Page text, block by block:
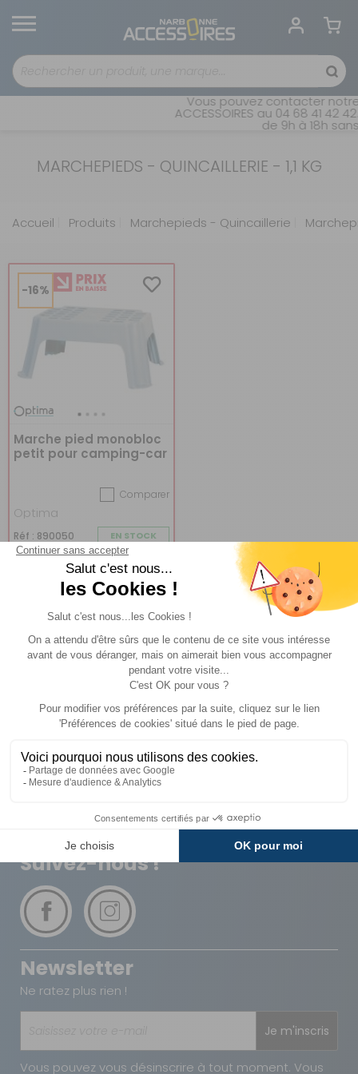
Vous pouvez contacter notre
ACCESSOIRES au 04 68 41 42
de 9h à 18h
MARCHEPIEDS - QUINCAILLERIE - 1,1 KG
Accueil Produits Marchepieds - Quincaillerie
-16%
Marche pied monobloc
petit pour camping-car
Comparer
Optima
Réf : 890050 EN STOCK
(6)
13,10 €
Livraison Paiements
Avantages
Suivez-nous !
Newsletter
Ne ratez plus rien !
Je m'inscris
Vous pouvez vous désinscrire à tout moment. Vous